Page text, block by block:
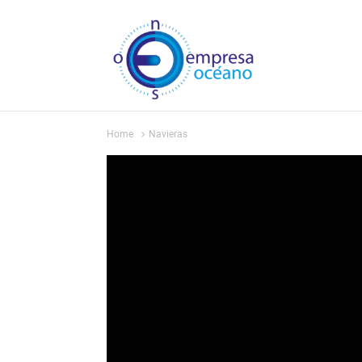
Home Navieras